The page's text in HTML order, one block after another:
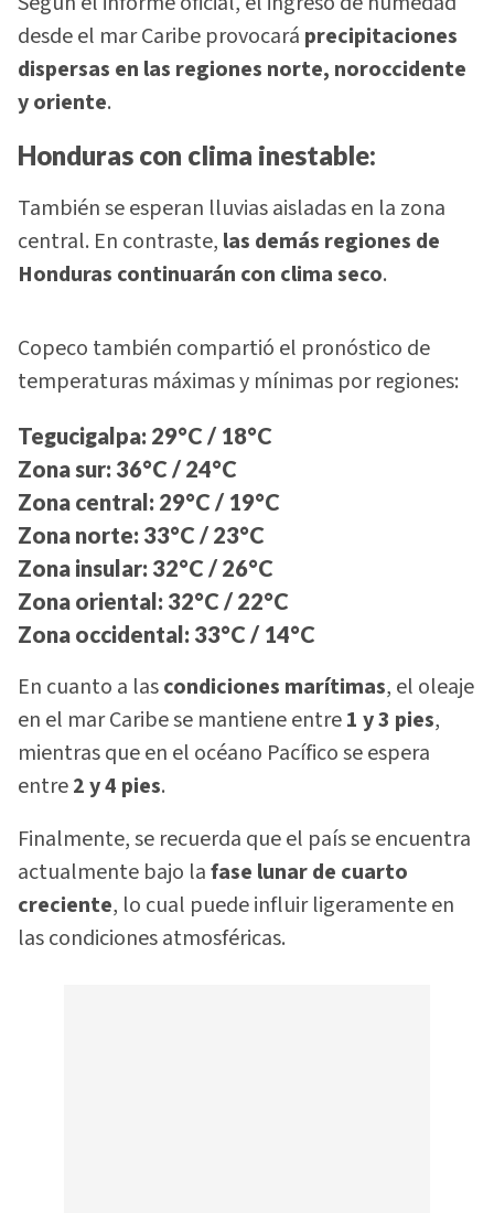
desde el mar Caribe provocará precipitaciones
dispersas en las regiones norte, noroccidente
y oriente.
Honduras con clima inestable:
También se esperan lluvias aisladas en la zona
central. En contraste, las demás regiones de
Honduras continuarán con clima seco.
Copeco también compartió el pronóstico de
temperaturas máximas y mínimas por regiones:
Tegucigalpa: 29°C / 18°C
Zona sur: 36°C / 24°C
Zona central: 29°C / 19°C
Zona norte: 33°C / 23°C
Zona insular: 32°C / 26°C
Zona oriental: 32°C / 22°C
Zona occidental: 33°C / 14°C
En cuanto a lascondiciones marítimas, el oleaje
en el mar Caribe se mantiene entre1 y 3 pies,
mientras que en el océano Pacífico se espera
entre2 y 4 pies.
Finalmente, se recuerda que el país se encuentra
actualmente bajo lafase lunar de cuarto
creciente, lo cual puede influir ligeramente en
las condiciones atmosféricas.